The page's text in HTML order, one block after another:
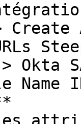
Okta
Name